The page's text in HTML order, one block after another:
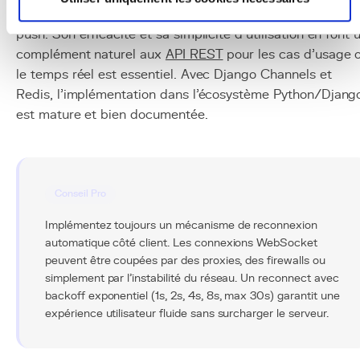
push. Son efficacité et sa simplicité d'utilisation en font
complément naturel aux API RESTpour les cas d'usage
le temps réel est essentiel. Avec Django Channels et
Redis, l'implémentation dans l'écosystème Python/
est mature et bien documentée.
Conseil Pro
Implémentez toujours un mécanisme de reconnexion
automatique côté client. Les connexions WebSocket
peuvent être coupées par des proxies, des firewalls ou
simplement par l'instabilité du réseau. Un reconnect avec
backoff exponentiel (1s, 2s, 4s, 8s, max 30s) garantit une
expérience utilisateur fluide sans surcharger le serveur.